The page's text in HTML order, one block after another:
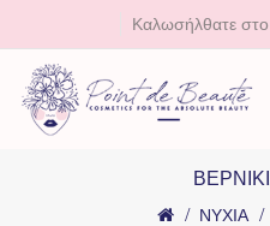
Καλωσήλθατε
ΝΥΧΙΑ